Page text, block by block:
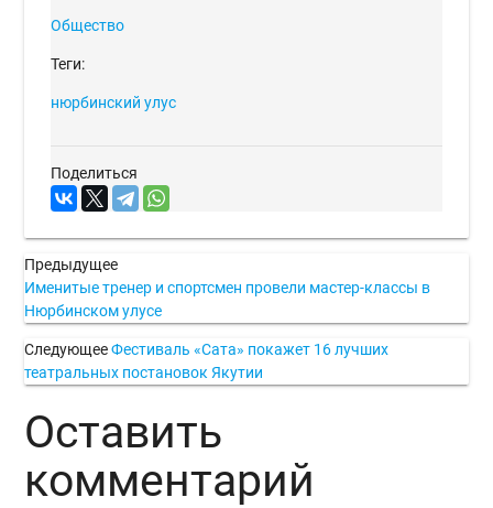
Общество
Теги:
нюрбинский улус
Поделиться
Предыдущее
Именитые тренер и спортсмен провели мастер-классы в
Нюрбинском улусе
Следующее Фестиваль «Сата» покажет 16 лучших
театральных постановок Якутии
Оставить
комментарий